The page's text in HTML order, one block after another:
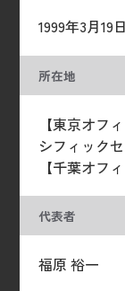
1999年3月19日
所在地
【東京オフ
シフィック
【千葉オフ
代表者
福原 裕一